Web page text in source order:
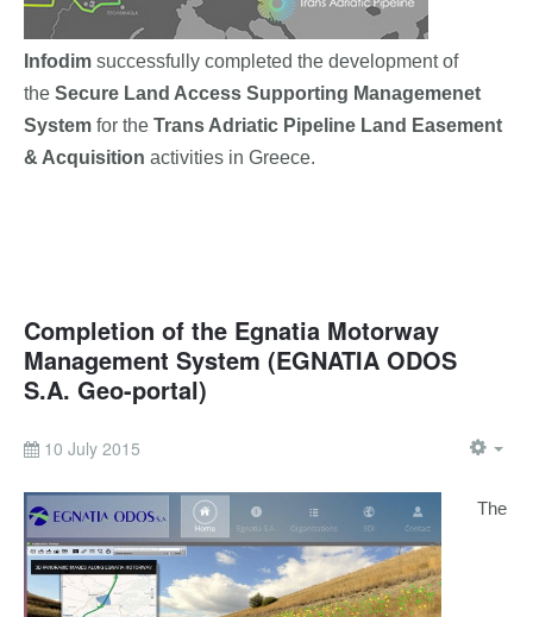
Infodim successfully completed the development of
the Secure Land Access Supporting Managemenet
System for the Trans Adriatic Pipeline Land Easement
& Acquisition activities in Greece.
Completion of the Egnatia Motorway
Management System (EGNATIA ODOS
S.A. Geo-portal)
10 July 2015
The